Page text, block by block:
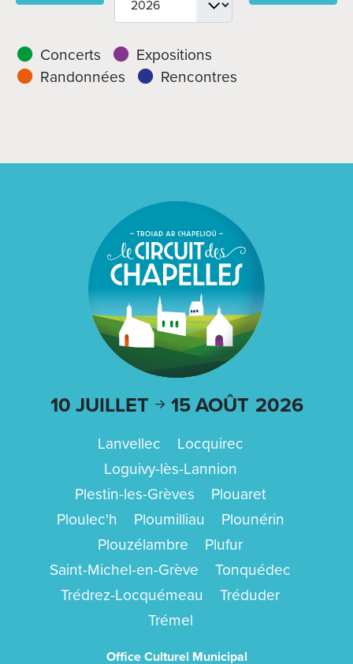
Concerts
Expositions
Randonnées
Rencontres
10 JUILLET 15 AOÛT 2026
Lanvellec
Locquirec
Loguivy-lès-Lannion
Plestin-les-Grèves
Plouaret
Ploulec'h
Ploumilliau
Plounérin
Plouzélambre
Plufur
Saint-Michel-en-Grève
Tonquédec
Trédrez-Locquémeau
Tréduder
Trémel
Office Culturel Municipal